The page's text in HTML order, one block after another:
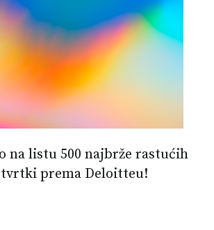
na listu 500 najbrže rastućih
prema Deloitteu!